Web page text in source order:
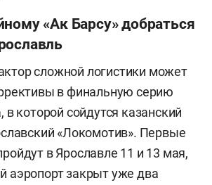
«Ак Барсу» добраться
сложной логистики может
в финальную серию
в которой сойдутся казанский
«Локомотив». Первые
в Ярославле 11 и 13 мая,
аэропорт закрыт уже два